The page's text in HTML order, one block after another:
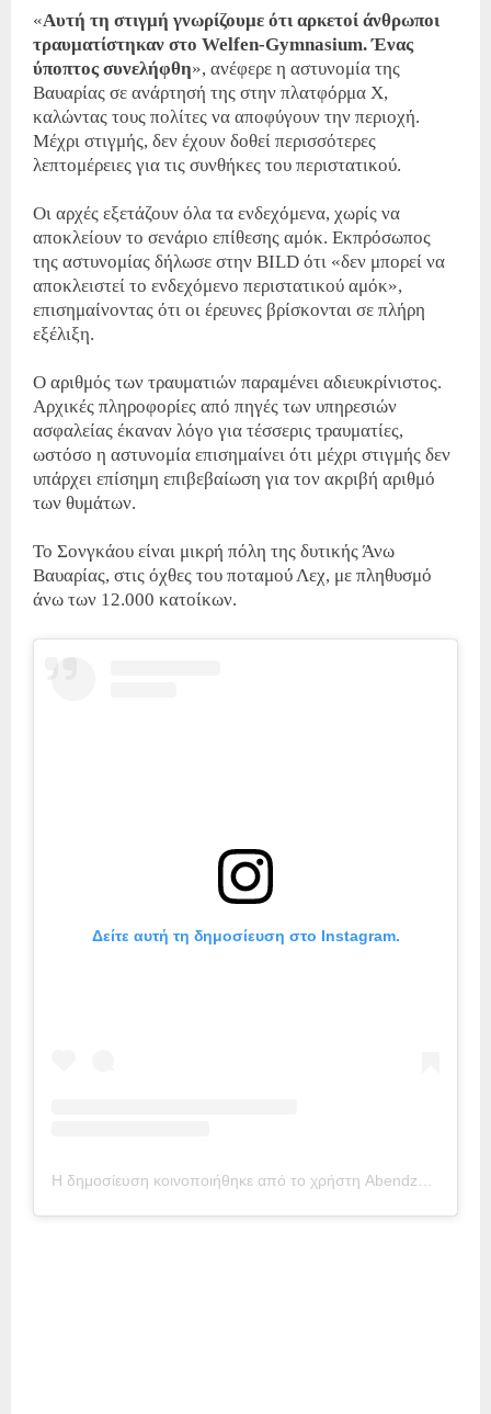
«Αυτή τη στιγμή γνωρίζουμε ότι αρκετοί άνθρωποι
τραυματίστηκαν στο Welfen-Gymnasium. Ένας
ύποπτος συνελήφθη», ανέφερε η αστυνομία της
Βαυαρίας σε ανάρτησή της στην πλατφόρμα Χ,
καλώντας τους πολίτες να αποφύγουν την περιοχή.
Μέχρι στιγμής, δεν έχουν δοθεί περισσότερες
λεπτομέρειες για τις συνθήκες του περιστατικού.
Οι αρχές εξετάζουν όλα τα ενδεχόμενα, χωρίς να
αποκλείουν το σενάριο επίθεσης αμόκ. Εκπρόσωπος
της αστυνομίας δήλωσε στην BILD ότι «δεν μπορεί να
αποκλειστεί το ενδεχόμενο περιστατικού αμόκ»,
επισημαίνοντας ότι οι έρευνες βρίσκονται σε πλήρη
εξέλιξη.
Ο αριθμός των τραυματιών παραμένει αδιευκρίνιστος.
Αρχικές πληροφορίες από πηγές των υπηρεσιών
ασφαλείας έκαναν λόγο για τέσσερις τραυματίες,
ωστόσο η αστυνομία επισημαίνει ότι μέχρι στιγμής δεν
υπάρχει επίσημη επιβεβαίωση για τον ακριβή αριθμό
των θυμάτων.
Το Σονγκάου είναι μικρή πόλη της δυτικής Άνω
Βαυαρίας, στις όχθες του ποταμού Λεχ, με πληθυσμό
άνω των 12.000 κατοίκων.
Δείτε αυτή τη δημοσίευση στο Instagram.